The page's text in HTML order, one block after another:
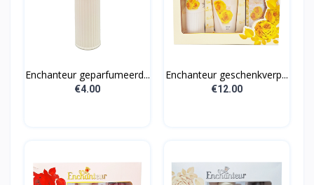
Enchanteur geparfumeerd...
€4.00
Enchanteur geschenkverp...
€12.00